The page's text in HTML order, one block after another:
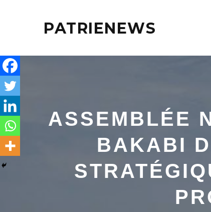
PATRIENEWS
ASSEMBLÉE
BAKABI